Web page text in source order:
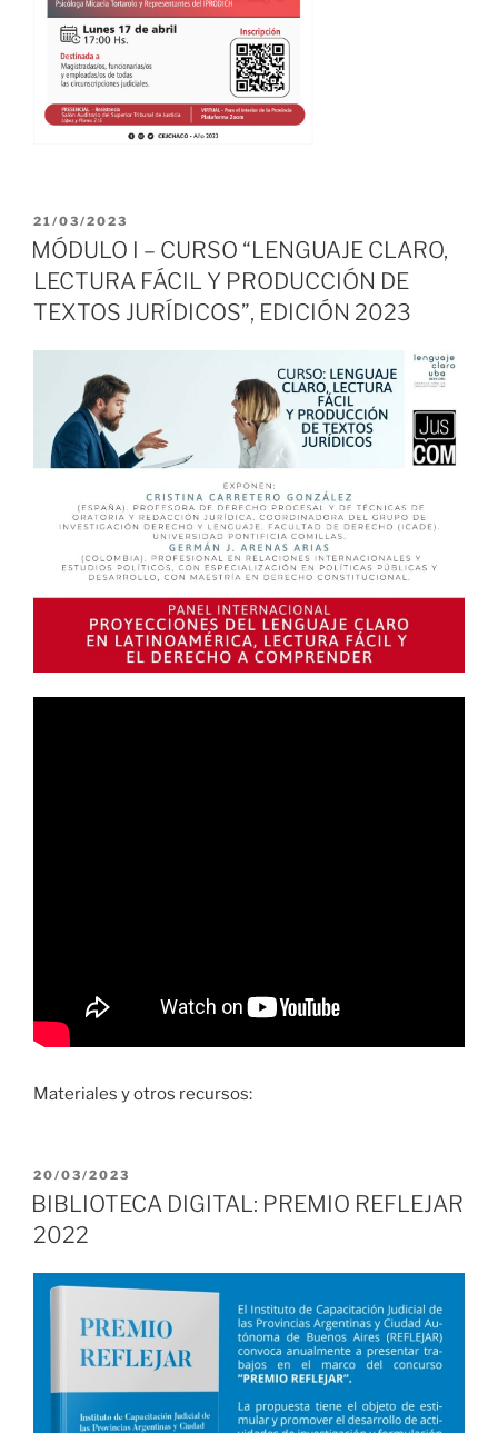
PUBLICADO
EL
21/03/2023
MÓDULO I – CURSO “LENGUAJE CLARO,
LECTURA FÁCIL Y PRODUCCIÓN DE
TEXTOS JURÍDICOS”, EDICIÓN 2023
Materiales y otros recursos:
PUBLICADO
EL
20/03/2023
BIBLIOTECA DIGITAL: PREMIO REFLEJAR
2022